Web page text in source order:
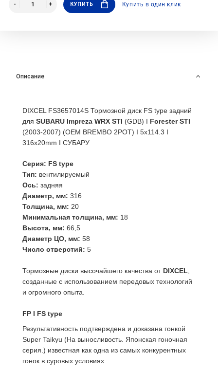
КУПИТЬ Купить в один клик
Описание
DIXCEL FS3657014S Тормозной диск FS type задний
для SUBARU Impreza WRX STI (GDB) I Forester STI
(2003-2007) (OEM BREMBO 2POT) I 5x114.3 I
316x20mm I СУБАРУ
Серия: FS type
Тип: вентилируемый
Ось: задняя
Диаметр, мм: 316
Толщина, мм: 20
Минимальная толщина, мм: 18
Высота, мм: 66,5
Диаметр ЦО, мм: 58
Число отверстий: 5
Тормозные диски высочайшего качества от DIXCEL
созданные с использованием передовых технологий
и огромного опыта.
FP I FS type
Результативность подтверждена и доказана гонкой
Super Taikyu (На выносливость. Японская гоночная
серия.) известная как одна из самых конкурентных
гонок в суровых условиях.